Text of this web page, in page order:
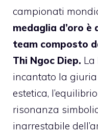
campionati
medaglia d’oro
team composto
Thi Ngoc Diep. La
incantato la
estetica,
risonanza
inarrestabile